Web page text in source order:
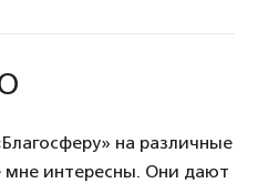
на различные
мне интересны. Они дают